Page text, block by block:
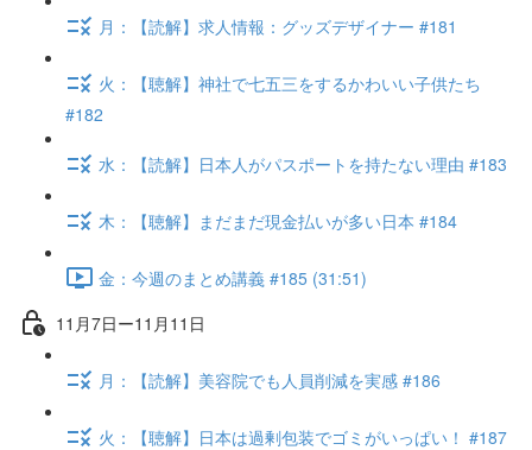
月：【読解】求人情報：グッズデザイナー #181
火：【聴解】神社で七五三をするかわいい子供たち
#182
水：【読解】日本人がパスポートを持たない理由 #183
木：【聴解】まだまだ現金払いが多い日本 #184
金：今週のまとめ講義 #185 (31:51)
11月7日ー11月11日
月：【読解】美容院でも人員削減を実感 #186
火：【聴解】日本は過剰包装でゴミがいっぱい！ #187